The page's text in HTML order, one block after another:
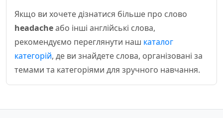
Якщо ви хочете дізнатися більше про слово
headacheабо інші англійські слова,
рекомендуємо переглянути наш каталог
категорій, де ви знайдете слова, організовані за
темами та категоріями для зручного навчання.